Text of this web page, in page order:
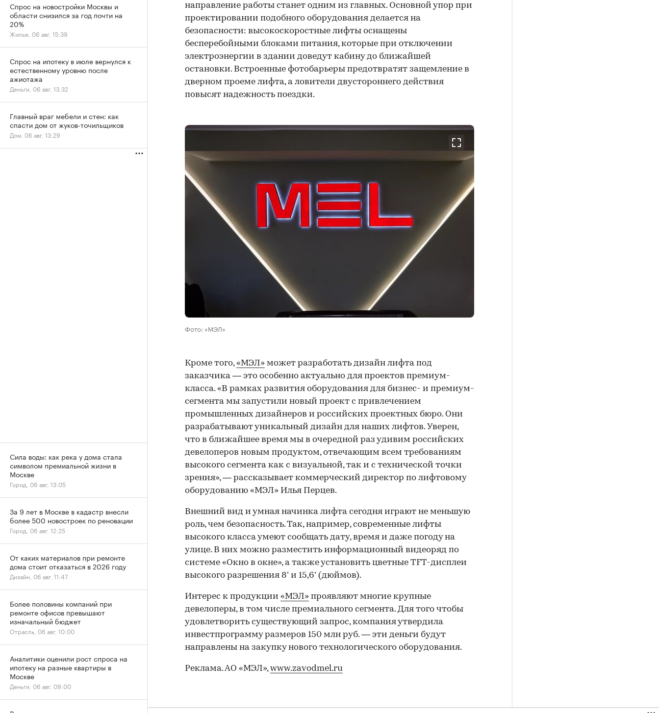
направление работы станет одним из главных. Основной упор при
проектировании подобного оборудования делается на
безопасности: высокоскоростные лифты оснащены
бесперебойными блоками питания, которые при отключении
электроэнергии в здании доведут кабину до ближайшей
остановки. Встроенные фотобарьеры предотвратят защемление в
дверном проеме лифта, а ловители двустороннего действия
повысят надежность поездки.
Фото: «МЭЛ»
Кроме того,«МЭЛ» может разработать дизайн лифта под
заказчика — это особенно актуально для проектов премиум-
класса. «В рамках развития оборудования для бизнес- и премиум-
сегмента мы запустили новый проект с привлечением
промышленных дизайнеров и российских проектных бюро. Они
разрабатывают уникальный дизайн для наших лифтов. Уверен,
что в ближайшее время мы в очередной раз удивим российских
девелоперов новым продуктом, отвечающим всем требованиям
высокого сегмента как с визуальной, так и с технической точки
зрения», — рассказывает коммерческий директор по лифтовому
оборудованию «МЭЛ» Илья Перцев.
Внешний вид и умная начинка лифта сегодня играют не меньшую
роль, чем безопасность. Так, например, современные лифты
высокого класса умеют сообщать дату, время и даже погоду на
улице. В них можно разместить информационный видеоряд по
системе «Окно в окне», а также установить цветные TFT-дисплеи
высокого разрешения 8’ и 15,6’ (дюймов).
Интерес к продукции «МЭЛ» проявляют многие крупные
девелоперы, в том числе премиального сегмента. Для того чтобы
удовлетворить существующий запрос, компания утвердила
инвестпрограмму размеров 150 млн руб. — эти деньги будут
направлены на закупку нового технологического оборудования.
Реклама. АО «МЭЛ»,www.zavodmel.ru
Спрос на новостройки Москвы и
области снизился за год почти на
20%
Жилье, 06 авг, 15:39
Спрос на ипотеку в июле вернулся к
естественному уровню после
ажиотажа
Деньги, 06 авг, 13:32
Главный враг мебели и стен: как
спасти дом от жуков-точильщиков
Дом, 06 авг, 13:29
Сила воды: как река у дома стала
символом премиальной жизни в
Москве
Город, 06 авг, 13:05
За 9 лет в Москве в кадастр внесли
более 500 новостроек по реновации
Город, 06 авг, 12:25
От каких материалов при ремонте
дома стоит отказаться в 2026 году
Дизайн, 06 авг, 11:47
Более половины компаний при
ремонте офисов превышают
изначальный бюджет
Отрасль, 06 авг, 10:00
Аналитики оценили рост спроса на
ипотеку на разные квартиры в
Москве
Деньги, 06 авг, 09:00